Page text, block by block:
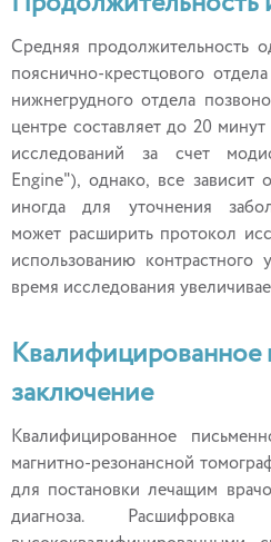
Средняя продолжительность
пояснично-крестцового
нижнегрудного отдела
центре составляет до 20
исследований за счет
Engine"), однако, все зависит
иногда для уточнения
может расширить протокол
использованию контрастного
время исследования
Квалифицированное
заключение
Квалифицированное
магнитно-резонансной
для постановки лечащим
диагноза. Расшифровка